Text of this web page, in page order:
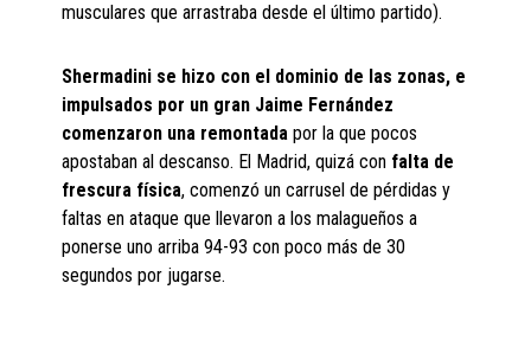
musculares que arrastraba desde el último partido).
Shermadini se hizo con el dominio de las zonas, e
impulsados por un gran Jaime Fernández
comenzaron una remontada por la que pocos
apostaban al descanso. El Madrid, quizá con falta de
frescura física, comenzó un carrusel de pérdidas y
faltas en ataque que llevaron a los malagueños a
ponerse uno arriba 94-93 con poco más de 30
segundos por jugarse.